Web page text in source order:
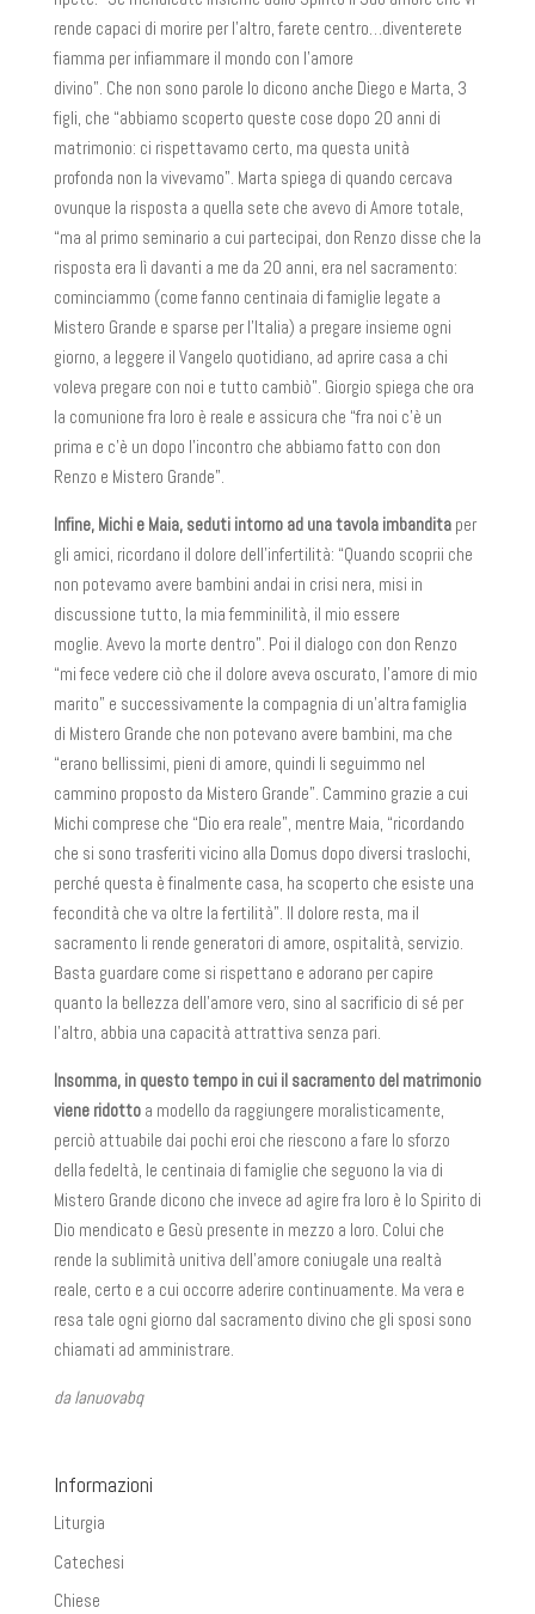
rende capaci di morire per l’altro, farete centro…diventerete
fiamma per infiammare il mondo con l’amore
divino”. Che non sono parole lo dicono anche Diego e Marta, 3
figli, che “abbiamo scoperto queste cose dopo 20 anni di
matrimonio: ci rispettavamo certo, ma questa unità
profonda non la vivevamo”. Marta spiega di quando cercava
ovunque la risposta a quella sete che avevo di Amore totale,
“ma al primo seminario a cui partecipai, don Renzo disse che la
risposta era lì davanti a me da 20 anni, era nel sacramento:
cominciammo (come fanno centinaia di famiglie legate a
Mistero Grande e sparse per l’Italia) a pregare insieme ogni
giorno, a leggere il Vangelo quotidiano, ad aprire casa a chi
voleva pregare con noi e tutto cambiò”. Giorgio spiega che ora
la comunione fra loro è reale e assicura che “fra noi c’è un
prima e c’è un dopo l’incontro che abbiamo fatto con don
Renzo e Mistero Grande”.
Infine, Michi e Maia, seduti intorno ad una tavola imbandita per
gli amici, ricordano il dolore dell’infertilità: “Quando scoprii che
non potevamo avere bambini andai in crisi nera, misi in
discussione tutto, la mia femminilità, il mio essere
moglie. Avevo la morte dentro”. Poi il dialogo con don Renzo
“mi fece vedere ciò che il dolore aveva oscurato, l’amore di mio
marito” e successivamente la compagnia di un’altra famiglia
di Mistero Grande che non potevano avere bambini, ma che
“erano bellissimi, pieni di amore, quindi li seguimmo nel
cammino proposto da Mistero Grande”. Cammino grazie a cui
Michi comprese che “Dio era reale”, mentre Maia, “ricordando
che si sono trasferiti vicino alla Domus dopo diversi traslochi,
perché questa è finalmente casa, ha scoperto che esiste una
fecondità che va oltre la fertilità”. Il dolore resta, ma il
sacramento li rende generatori di amore, ospitalità, servizio.
Basta guardare come si rispettano e adorano per capire
quanto la bellezza dell’amore vero, sino al sacrificio di sé per
l’altro, abbia una capacità attrattiva senza pari.
Insomma, in questo tempo in cui il sacramento del matrimonio
viene ridottoa modello da raggiungere moralisticamente,
perciò attuabile dai pochi eroi che riescono a fare lo sforzo
della fedeltà, le centinaia di famiglie che seguono la via di
Mistero Grande dicono che invece ad agire fra loro è lo Spirito di
Dio mendicato e Gesù presente in mezzo a loro. Colui che
rende la sublimità unitiva dell’amore coniugale una realtà
reale, certo e a cui occorre aderire continuamente. Ma vera e
resa tale ogni giorno dal sacramento divino che gli sposi sono
chiamati ad amministrare.
da lanuovabq
Informazioni
Liturgia
Catechesi
Chiese